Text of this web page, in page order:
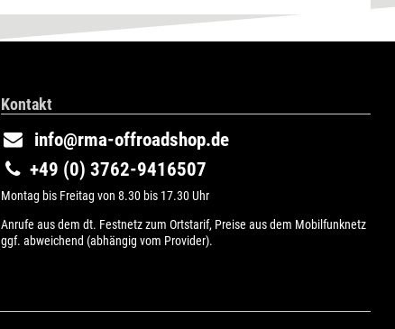
Kontakt
info@rma-offroadshop.de
+49 (0) 3762-9416507
Montag bis Freitag von 8.30 bis 17.30 Uhr
Anrufe aus dem dt. Festnetz zum Ortstarif, Preise aus dem Mobilfunknetz
ggf. abweichend (abhängig vom Provider).